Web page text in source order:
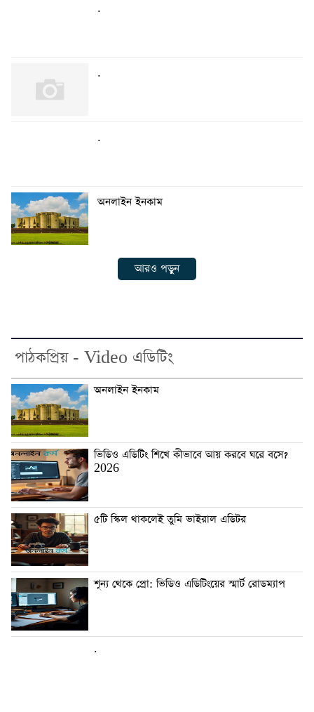
.
.
.
অনলাইন ইনকাম
আরও পড়ুন
পাঠকপ্রিয় - Video এডিটিং
অনলাইন ইনকাম
ভিডিও এডিটিং শিখে কীভাবে আয় করবে ঘরে বসে?
2026
৫টি স্কিল থাকলেই তুমি ভাইরাল এডিটর
শূন্য থেকে প্রো: ভিডিও এডিটিংয়ের স্মার্ট রোডম্যাপ
.